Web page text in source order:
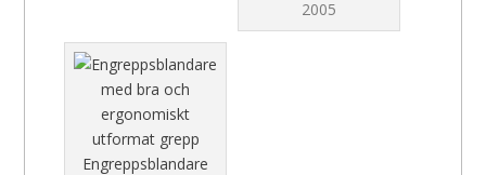
2005
Engreppsblandare